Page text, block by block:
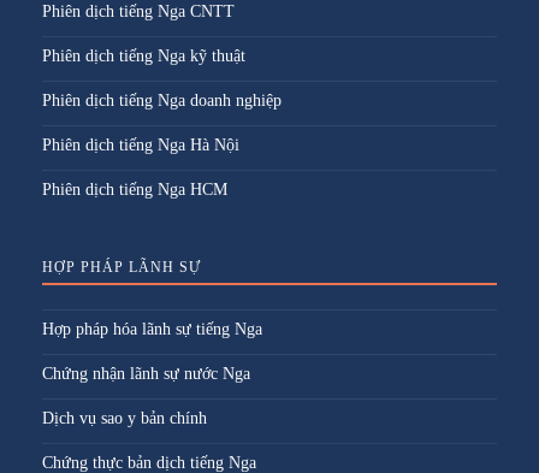
Phiên dịch tiếng Nga CNTT
Phiên dịch tiếng Nga kỹ thuật
Phiên dịch tiếng Nga doanh nghiệp
Phiên dịch tiếng Nga Hà Nội
Phiên dịch tiếng Nga HCM
HỢP PHÁP LÃNH SỰ
Hợp pháp hóa lãnh sự tiếng Nga
Chứng nhận lãnh sự nước Nga
Dịch vụ sao y bản chính
Chứng thực bản dịch tiếng Nga